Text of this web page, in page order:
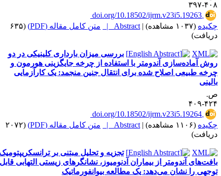
۳۹۷
‎ doi.org/10.18502/ijrm.v23i5.19263
(۱۰۳۷ مشاهده) |
Abstract | متن کامل مقاله (PDF)
(۶۳۵
بررسی میزان بارداری کلینیکی در دو
آماده‌سازی آندومتر با استفاده از چرخه جایگزینی هورمون و
طبیعی اصلاح شده برای انتقال جنین منجمد: یک کارآزمایی
۴۰۹
‎ doi.org/10.18502/ijrm.v23i5.19264
(۱۱۰۶ مشاهده) |
Abstract | متن کامل مقاله (PDF)
(۲۰۷۲
تجزیه و تحلیل مبتنی بر ترانسکریپتومیک
آندومتر از بیماران آدنومیوز، نشانگرهای زیستی التهابی قابل
را نشان می‌دهد: یک مطالعه بیوانفورماتیک